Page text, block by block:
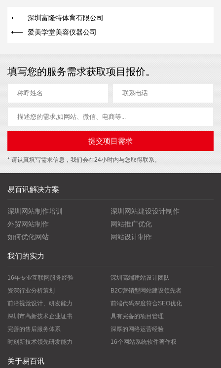
深圳富隆特体育有限公司
爱美学堂美容仪器公司
填写您的服务需求获取项目报价。
* 请认真填写需求信息，我们会在24小时内与您取得联系。
易百讯解决方案
深圳网站制作培训
深圳网站建设设计制作
外贸网站制作
网站推广优化
如何优化网站
网站设计制作
我们的实力
16年专业互联网服务经验
深圳高端建站设计团队
资深行业分析策划
B2C营销型网站建设领先者
前沿视觉设计、研发能力
前端代码深度符合SEO优化
深圳市高新技术企业证书
具有完备的项目管理
完善的售后服务体系
深厚的网络运营经验
时刻新技术领先研发能力
16个网站系统软件著作权
关于易百讯